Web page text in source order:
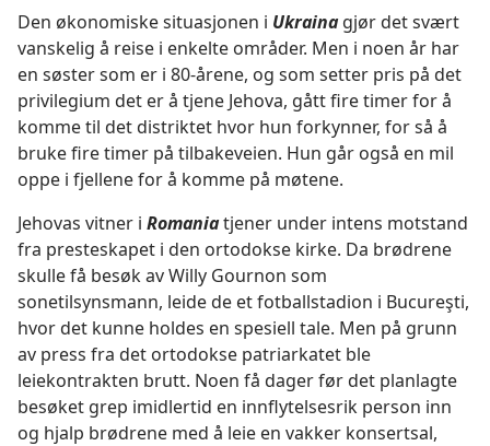
Den økonomiske situasjonen i Ukrainagjør det svært
vanskelig å reise i enkelte områder. Men i noen år har
en søster som er i 80-årene, og som setter pris på det
privilegium det er å tjene Jehova, gått fire timer for å
komme til det distriktet hvor hun forkynner, for så å
bruke fire timer på tilbakeveien. Hun går også en mil
oppe i fjellene for å komme på møtene.
Jehovas vitner i Romaniatjener under intens motstand
fra presteskapet i den ortodokse kirke. Da brødrene
skulle få besøk av Willy Gournon som
sonetilsynsmann, leide de et fotballstadion i Bucureşti,
hvor det kunne holdes en spesiell tale. Men på grunn
av press fra det ortodokse patriarkatet ble
leiekontrakten brutt. Noen få dager før det planlagte
besøket grep imidlertid en innflytelsesrik person inn
og hjalp brødrene med å leie en vakker konsertsal,